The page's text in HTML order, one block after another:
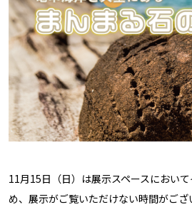
11月15日（日）は展示スペースにおい
め、展示がご覧いただけない時間がござ